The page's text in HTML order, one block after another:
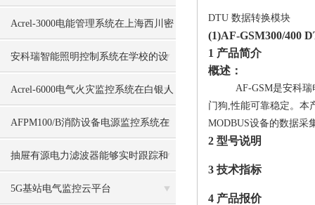
应用
Acrel-3000电能管理系统在上海西川密
封件有限公司项目中的应用
安科瑞智能照明控制系统在学校的设
计及应用
Acrel-6000电气火灾监控系统在白银人
民医院门诊的应用
AFPM100/B消防设备电源监控系统在
岑溪文体中心的应用
抽屉有源电力滤波器能够实时跟踪和
补偿变化的谐波和无功功率
5G基站电气监控云平台
DTU 数据转换模块
(1)AF-GSM300/400
1 产品简介
概述：
AF-GSM是安科瑞电
门狗,性能可靠稳定。本
MODBUS设备的数据采
2 型号说明
3 技术指标
4 产品报价